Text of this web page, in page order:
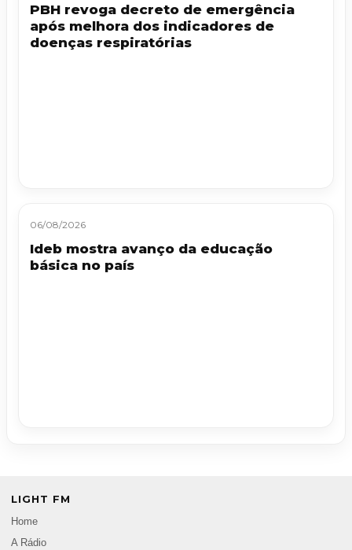
PBH revoga decreto de emergência
após melhora dos indicadores de
doenças respiratórias
06/08/2026
Ideb mostra avanço da educação
básica no país
LIGHT FM
Home
A Rádio